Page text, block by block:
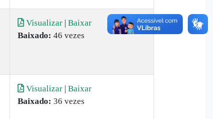
Visualizar | Baixar
Baixado: 46 vezes
Visualizar | Baixar
Baixado: 36 vezes